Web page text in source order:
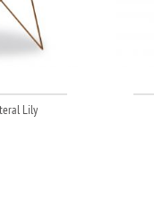
Lily